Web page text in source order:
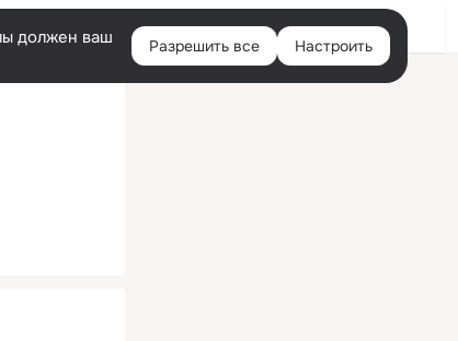
Войти
должен ваш
Разрешить все Настроить